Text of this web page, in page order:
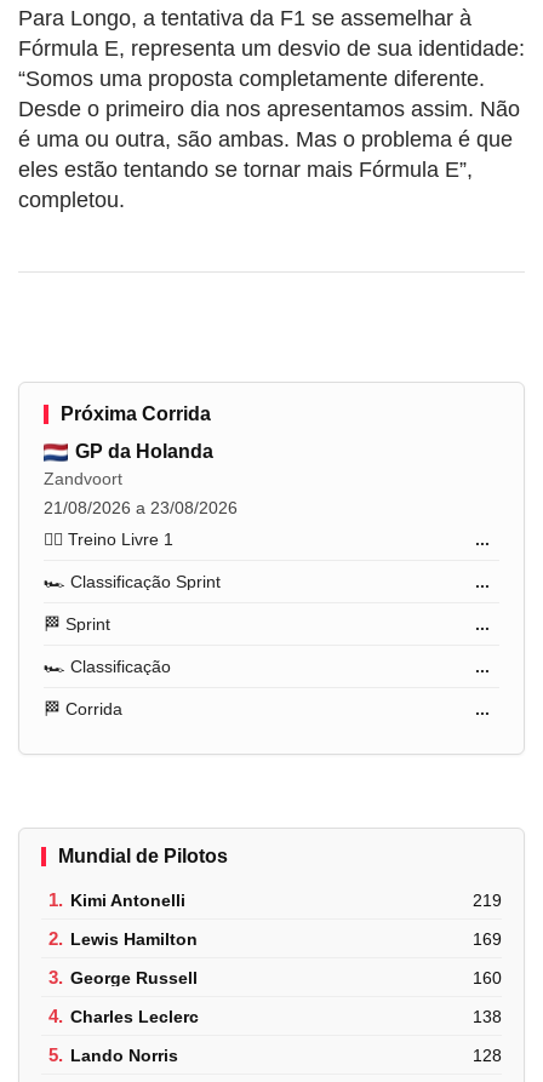
Para Longo, a tentativa da F1 se assemelhar à
Fórmula E, representa um desvio de sua identidade:
“Somos uma proposta completamente diferente.
Desde o primeiro dia nos apresentamos assim. Não
é uma ou outra, são ambas. Mas o problema é que
eles estão tentando se tornar mais Fórmula E”,
completou.
Próxima Corrida
GP da Holanda
Zandvoort
21/08/2026 a 23/08/2026
🏋️‍♂️ Treino Livre 1
...
🏎️ Classificação Sprint ...
🏁 Sprint ...
🏎️ Classificação ...
🏁 Corrida ...
Mundial de Pilotos
1. Kimi Antonelli 219
2. Lewis Hamilton 169
3. George Russell 160
4. Charles Leclerc 138
5. Lando Norris 128